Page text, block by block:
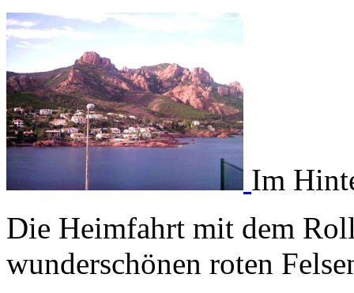
Im
Die Heimfahrt mit dem
wunderschönen roten